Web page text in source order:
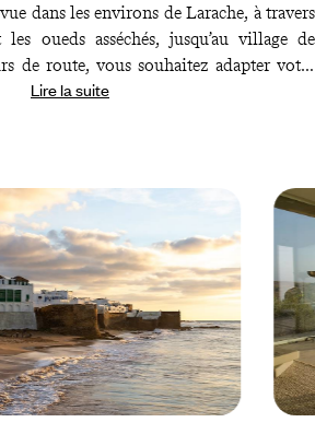
dans les environs de Larache, à travers
oueds asséchés, jusqu’au village de
de route, vous souhaitez adapter votre
à un contretemps,
Lire la suite